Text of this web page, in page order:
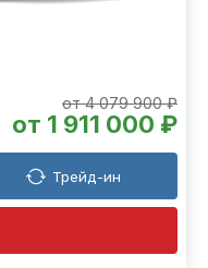
от 4 079 900 ₽
от 1 911 000 ₽
Трейд-ин